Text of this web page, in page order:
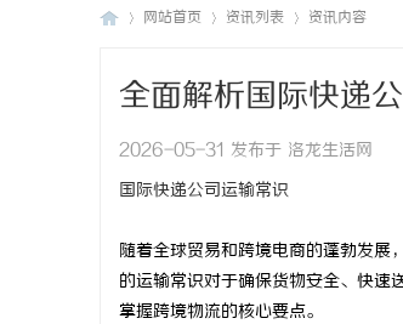
网站首页 资讯列表 资讯内容
全面解析国际快递
2026-05-31 发布于 洛龙生活网
国际快递公司运输常识
随着全球贸易和跨境电商的蓬勃发展
的运输常识对于确保货物安全、快速
掌握跨境物流的核心要点。